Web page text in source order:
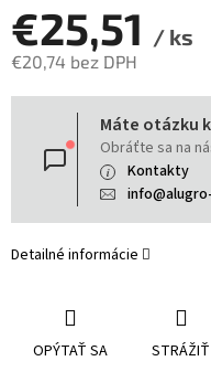
€25,51 / ks
€20,74 bez DPH
Jednotková
Máte otázku
Obráťte sa na
Kontakty
Detailné informácie
OPÝTAŤ SA STRÁŽIŤ